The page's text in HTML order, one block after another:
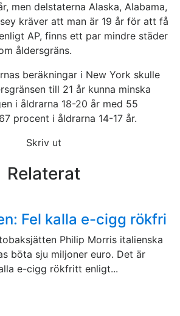
men delstaterna Alaska, Alabama,
kräver att man är 19 år för att få
AP, finns ett par mindre städer
åldersgräns.
beräkningar i New York skulle
till 21 år kunna minska
i åldrarna 18-20 år med 55
procent i åldrarna 14-17 år.
Skriv ut
Relaterat
Fel kalla e-cigg rökfri
Philip Morris italienska
böta sju miljoner euro. Det är
e-cigg rökfritt enligt...